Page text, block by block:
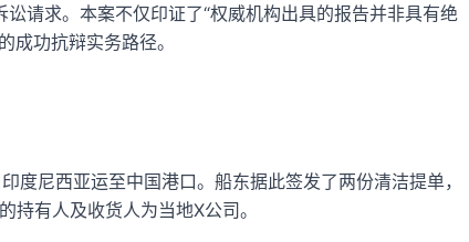
请求。本案不仅印证了“权威机构出具的报告并非具有绝
成功抗辩实务路径。
尼西亚运至中国港口。船东据此签发了两份清洁提单，
有人及收货人为当地X公司。